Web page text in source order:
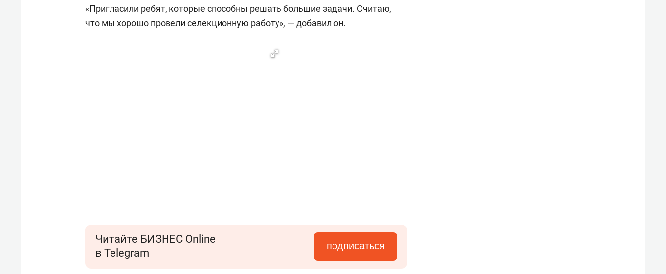
«Пригласили ребят, которые способны решать большие задачи. Считаю,
что мы хорошо провели селекционную работу», — добавил он.
Читайте БИЗНЕС Online
в Telegram
подписаться